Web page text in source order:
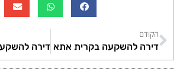
הקודם
דירה להשקעה בקרית אתא